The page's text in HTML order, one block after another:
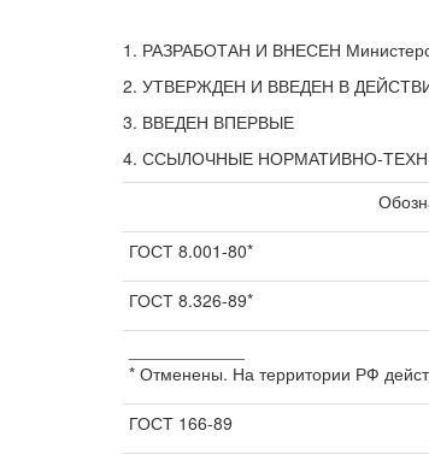
1. РАЗРАБОТАН И ВНЕСЕН
2. УТВЕРЖДЕН И ВВЕДЕН В ДЕЙСТВИЕ
3. ВВЕДЕН ВПЕРВЫЕ
4. ССЫЛОЧНЫЕ НОРМАТИВНО-
ГОСТ 8.001-80*
ГОСТ 8.326-89*
* Отменены. На территории РФ
ГОСТ 166-89